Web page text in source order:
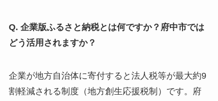
Q. 企業版ふるさと納税とは何ですか？府中市では
どう活用されますか？
企業が地方自治体に寄付すると法人税等が最大約9
割軽減される制度（地方創生応援税制）です。府